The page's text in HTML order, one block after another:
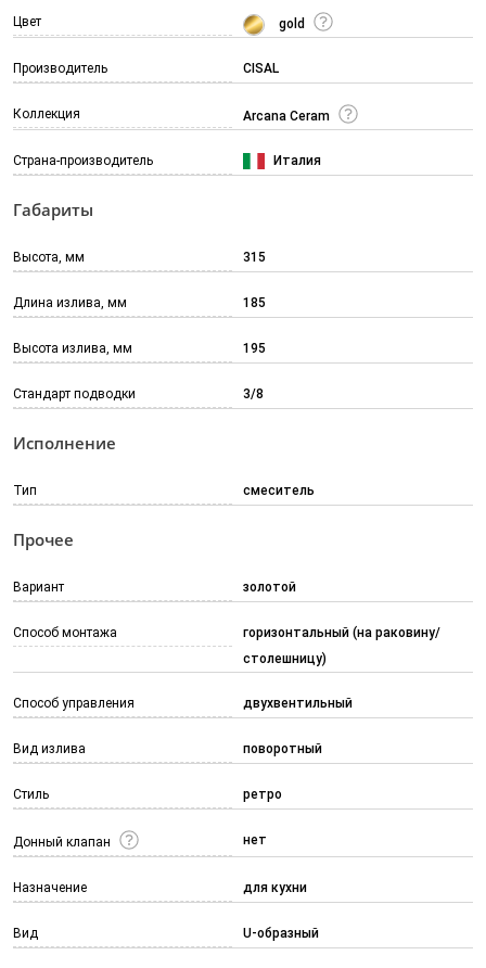
Цвет gold
Производитель CISAL
Коллекция Arcana Ceram
Страна-производитель Италия
Габариты
Высота, мм 315
Длина излива, мм 185
Высота излива, мм 195
Стандарт подводки 3/8
Исполнение
Тип смеситель
Прочее
Вариант золотой
Способ монтажа
горизонтальный (на раковину/
столешницу)
Способ управления двухвентильный
Вид излива поворотный
Стиль ретро
Донный клапан нет
Назначение для кухни
Вид U-образный